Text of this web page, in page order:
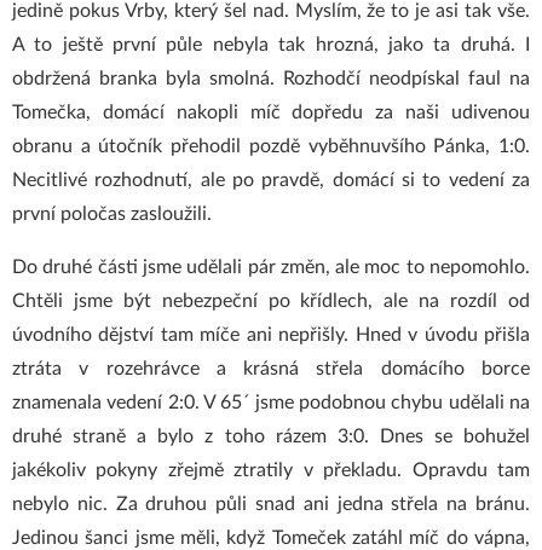
jedině pokus Vrby, který šel nad. Myslím, že to je asi tak vše.
A to ještě první půle nebyla tak hrozná, jako ta druhá. I
obdržená branka byla smolná. Rozhodčí neodpískal faul na
Tomečka, domácí nakopli míč dopředu za naši udivenou
obranu a útočník přehodil pozdě vyběhnuvšího Pánka, 1:0.
Necitlivé rozhodnutí, ale po pravdě, domácí si to vedení za
první poločas zasloužili.
Do druhé části jsme udělali pár změn, ale moc to nepomohlo.
Chtěli jsme být nebezpeční po křídlech, ale na rozdíl od
úvodního dějství tam míče ani nepřišly. Hned v úvodu přišla
ztráta v rozehrávce a krásná střela domácího borce
znamenala vedení 2:0. V 65´ jsme podobnou chybu udělali na
druhé straně a bylo z toho rázem 3:0. Dnes se bohužel
jakékoliv pokyny zřejmě ztratily v překladu. Opravdu tam
nebylo nic. Za druhou půli snad ani jedna střela na bránu.
Jedinou šanci jsme měli, když Tomeček zatáhl míč do vápna,